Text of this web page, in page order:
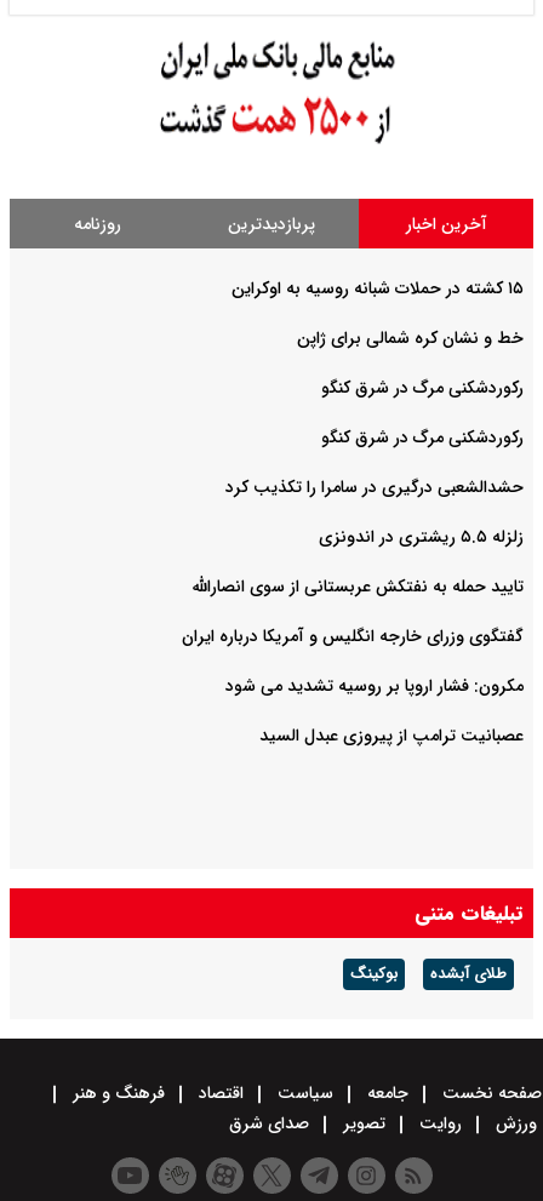
آخرین اخبار پربازدیدترین روزنامه
۱۵ کشته در حملات شبانه روسیه به اوکراین
خط و نشان کره شمالی برای ژاپن
رکوردشکنی مرگ در شرق کنگو
رکوردشکنی مرگ در شرق کنگو
حشدالشعبی درگیری در سامرا را تکذیب کرد
زلزله ۵.۵ ریشتری در اندونزی
تایید حمله به نفتکش عربستانی از سوی انصارالله
گفتگوی وزرای خارجه انگلیس و آمریکا درباره ایران
مکرون: فشار اروپا بر روسیه تشدید می شود
عصبانیت ترامپ از پیروزی عبدل السید
تبلیغات متنی
طلای آبشده بوکینگ
صفحه نخست جامعه سیاست اقتصاد
فرهنگ و هنر
ورزش
روایت تصویر صدای شرق